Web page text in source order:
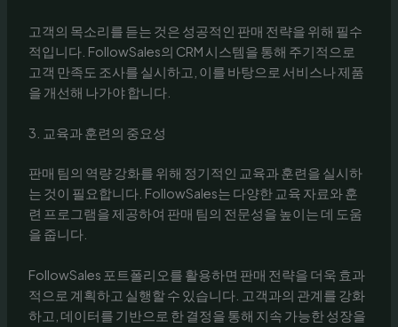
고객의 목소리를 듣는 것은 성공적인 판매 전략을 위해 필수
적입니다. FollowSales의 CRM 시스템을 통해 주기적으로
고객 만족도 조사를 실시하고, 이를 바탕으로 서비스나 제품
을 개선해 나가야 합니다.
3. 교육과 훈련의 중요성
판매 팀의 역량 강화를 위해 정기적인 교육과 훈련을 실시하
는 것이 필요합니다. FollowSales는 다양한 교육 자료와 훈
련 프로그램을 제공하여 판매 팀의 전문성을 높이는 데 도움
을 줍니다.
FollowSales 포트폴리오를 활용하면 판매 전략을 더욱 효과
적으로 계획하고 실행할 수 있습니다. 고객과의 관계를 강화
하고, 데이터를 기반으로 한 결정을 통해 지속 가능한 성장을